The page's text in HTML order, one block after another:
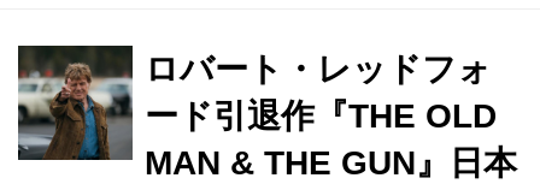
リー監督自身が深い愛と敬意をもって
大胆に脚色。過酷な自然界へと挑む冒
険と幻想的で奇妙な旅を通して、自分
の内面へと向き合っていく若者の成長
ロバート・レッドフォ
ード引退作『THE OLD
MAN & THE GUN』日本